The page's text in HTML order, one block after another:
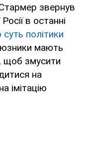
Стармер звернув
в останні
політики
мають
щоб змусити
на
імітацію